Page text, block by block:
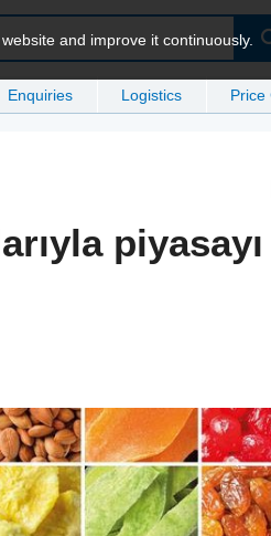
Enquiries Logistics Price
and improve it continuously.
piyasayı